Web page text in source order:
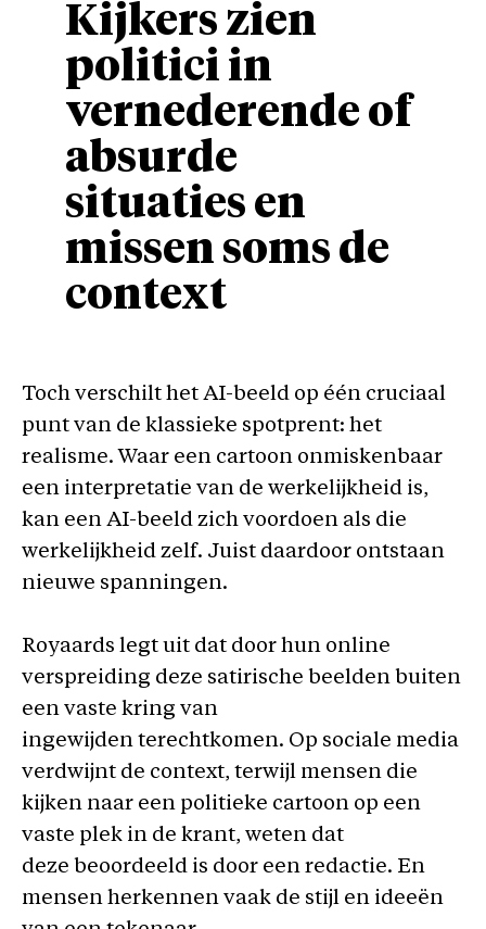
Kijkers zien
politici in
vernederende of
absurde
situaties en
missen soms de
context
Toch verschilt het AI-beeld op één cruciaal
punt van de klassieke spotprent: het
realisme. Waar een cartoon onmiskenbaar
een interpretatie van de werkelijkheid is,
kan een AI-beeld zich voordoen als die
werkelijkheid zelf. Juist daardoor ontstaan
nieuwe spanningen.
Royaards legt uit dat door hun online
verspreiding deze satirische beelden buiten
een vaste kring van
ingewijden terechtkomen. Op sociale media
verdwijnt de context, terwijl mensen die
kijken naar een politieke cartoon op een
vaste plek in de krant, weten dat
deze beoordeeld is door een redactie. En
mensen herkennen vaak de stijl en ideeën